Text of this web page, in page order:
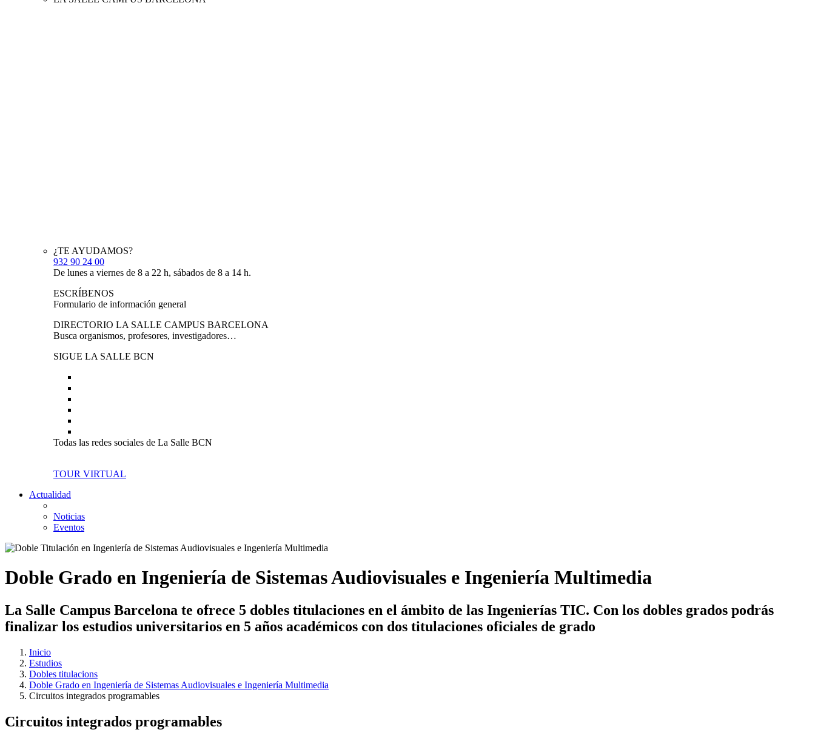
¿TE AYUDAMOS?
932 90 24 00
De lunes a viernes de 8 a 22 h, sábados de 8 a 14 h.
ESCRÍBENOS
Formulario de información general
DIRECTORIO LA SALLE CAMPUS BARCELONA
Busca organismos, profesores, investigadores…
SIGUE LA SALLE BCN
Todas las redes sociales de La Salle BCN
TOUR VIRTUAL
Actualidad
Noticias
Eventos
Doble Grado en Ingeniería de Sistemas Audiovisuales e Ingeniería Multimedia
La Salle Campus Barcelona te ofrece 5 dobles titulaciones en el ámbito de las Ingenierías TIC. Con los dobles grados podrás
finalizar los estudios universitarios en 5 años académicos con dos titulaciones oficiales de grado
Inicio
Estudios
Dobles titulacions
Doble Grado en Ingeniería de Sistemas Audiovisuales e Ingeniería Multimedia
Circuitos integrados programables
Circuitos integrados programables